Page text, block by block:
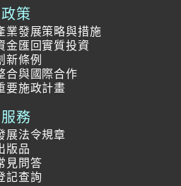
策
業發展策略與措施
金匯回實質投資
新條例
合與國際合作
要施政計畫
務
展法令規章
版品
見問答
記查詢